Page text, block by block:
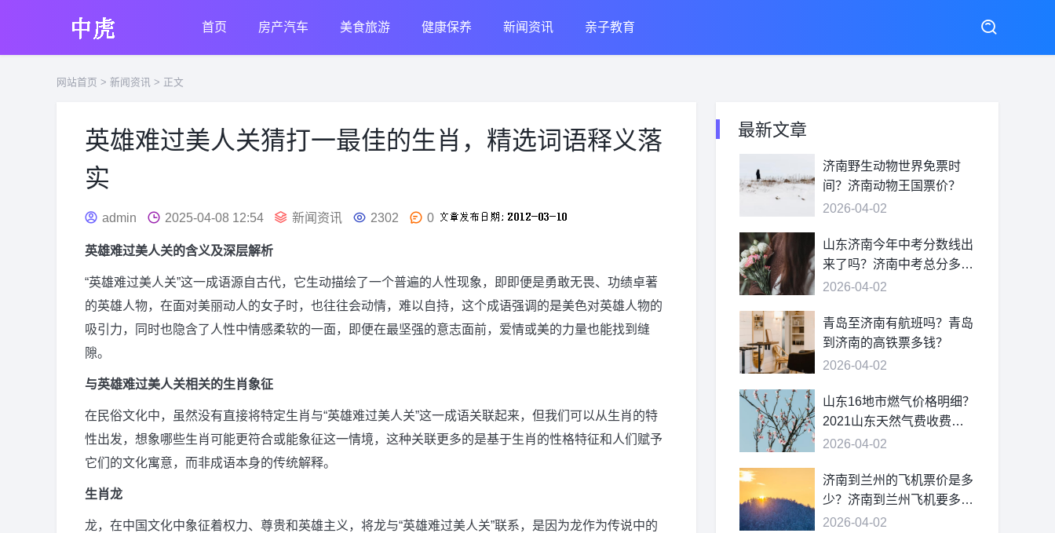
首页 房产汽车 美食旅游 健康保养 新闻资讯 亲子教育
网站首页 > 新闻资讯 > 正文
英雄难过美人关猜打一最佳的生肖，精选词语释义落
实
admin 2025-04-08 12:54 新闻资讯 2302 0
英雄难过美人关的含义及深层解析
“英雄难过美人关”这一成语源自古代，它生动描绘了一个普遍的人性现象，即即便是勇敢无畏、功绩卓著
的英雄人物，在面对美丽动人的女子时，也往往会动情，难以自持，这个成语强调的是美色对英雄人物的
吸引力，同时也隐含了人性中情感柔软的一面，即便在最坚强的意志面前，爱情或美的力量也能找到缝
隙。
与英雄难过美人关相关的生肖象征
在民俗文化中，虽然没有直接将特定生肖与“英雄难过美人关”这一成语关联起来，但我们可以从生肖的特
性出发，想象哪些生肖可能更符合或能象征这一情境，这种关联更多的是基于生肖的性格特征和人们赋予
它们的文化寓意，而非成语本身的传统解释。
生肖龙
龙，在中国文化中象征着权力、尊贵和英雄主义，将龙与“英雄难过美人关”联系，是因为龙作为传说中的
最新文章
济南野生动物世界免票时
间？济南动物王国票价？
2026-04-02
山东济南今年中考分数线出
来了吗？济南中考总分多
少？
2026-04-02
青岛至济南有航班吗？青岛
到济南的高铁票多钱？
2026-04-02
山东16地市燃气价格明细？
2021山东天然气费收费标
准？
2026-04-02
济南到兰州的飞机票价是多
少？济南到兰州飞机要多
久？
2026-04-02